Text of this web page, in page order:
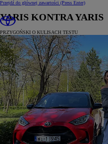
Przejdź do głównej zawartości (Press Enter)
YARIS KONTRA YARIS
PRZYGOŃSKI O KULISACH TESTU